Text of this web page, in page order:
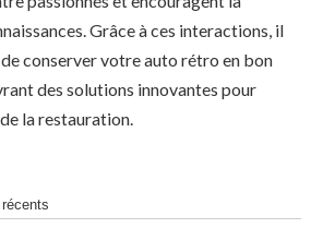
Grâce à ces interactions, il
conserver votre auto rétro en bon
des solutions innovantes pour
la restauration.